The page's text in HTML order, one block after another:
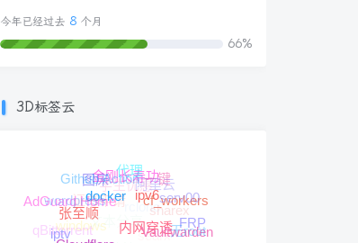
今年已经过去 8 个月
66%
3D标签云
docker
张至顺
内网穿透
ipv6
金刚长寿功
图床
AdGuard Home
iptv Vaultwarden
cf_workers
一键
代理
Github Action
wordpress
qBittorrent
FRP
serv00
阿里云
学生优惠
证书申请
windows
无root
sharex
rclone
文本分享
searx